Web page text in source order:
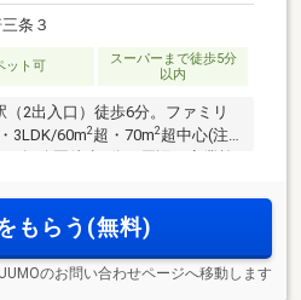
条３
ット可
スーパーまで徒歩5分
以内
2出入口）徒歩6分。ファミリ
3LDK/60m2 超・70m2 超中心(注
レジデンス「ファインレーベ
」もらう(無料)
のお問い合わせページへ移動します